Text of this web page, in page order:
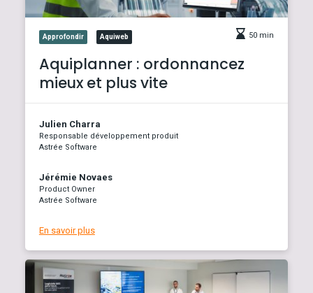
Approfondir Aquiweb 50 min
Aquiplanner : ordonnancez
mieux et plus vite
Julien Charra
Responsable développement produit
Astrée Software
Jérémie Novaes
Product Owner
Astrée Software
En savoir plus